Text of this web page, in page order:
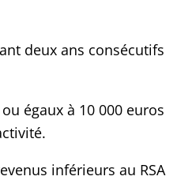
deux ans consécutifs
égaux à 10 000 euros
inférieurs au RSA